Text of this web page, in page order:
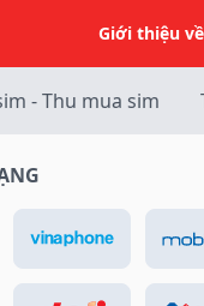
Giới thiệu
- Thu mua sim